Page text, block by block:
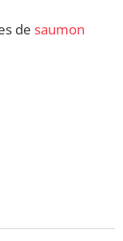
de saumon